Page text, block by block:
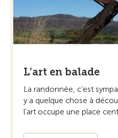
L’art en balade
La randonnée, c’est
y a quelque chose à
l’art occupe une place